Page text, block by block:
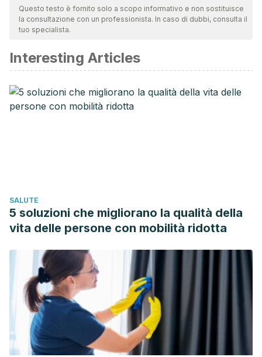
team per garantirne la qualità, l'affidabilità, l'attualità e la
validità. La bibliografia di questo articolo è stata considerata
Fernández P. Un mundo de colores, ¿realmente influyen en
el estado de ánimo? Tecnológico de Monterrey. México;
2022.
https://conecta.tec.mx/es/noticias/zacatecas/educacion/un-
Antropología Fisiológica y Ciencias Humanas Aplicadas.
Vol. 24. Núm. 2 pp. 183-186. Japón; 2005.
https://www.jstage.jst.go.jp/article/jpa/24/2/24_2_183/_article/-
char/ja/
Khana Tyagi P. Los expertos hablan: ¿Cuáles son los
colores más relajantes para pintar tu casa? Architectural
Digest. España; 2021.
https://www.revistaad.es/decoracion/articulos/expertos-
hablan-cuales-son-colores-relajantes-para-pintar-
casa/28434
Questo testo è fornito solo a scopo informativo e non sostituisce
la consultazione con un professionista. In caso di dubbi, consulta il
tuo specialista.
Interesting Articles
SALUTE
5 soluzioni che migliorano la qualità della
vita delle persone con mobilità ridotta